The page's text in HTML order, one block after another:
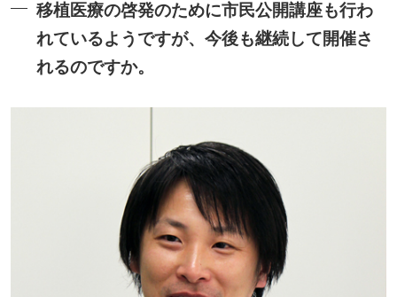
移植医療の啓発のために市民公開講座も行わ
れているようですが、今後も継続して開催さ
れるのですか。